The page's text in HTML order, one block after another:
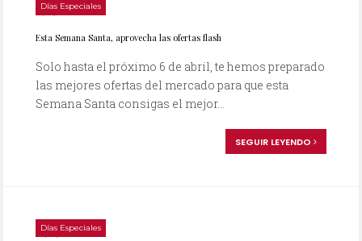
Días Especiales
31/03/2010
Esta Semana Santa, aprovecha las ofertas flash
Solo hasta el próximo 6 de abril, te hemos preparado
las mejores ofertas del mercado para que esta
Semana Santa consigas el mejor...
SEGUIR LEYENDO
Días Especiales
24/03/2008